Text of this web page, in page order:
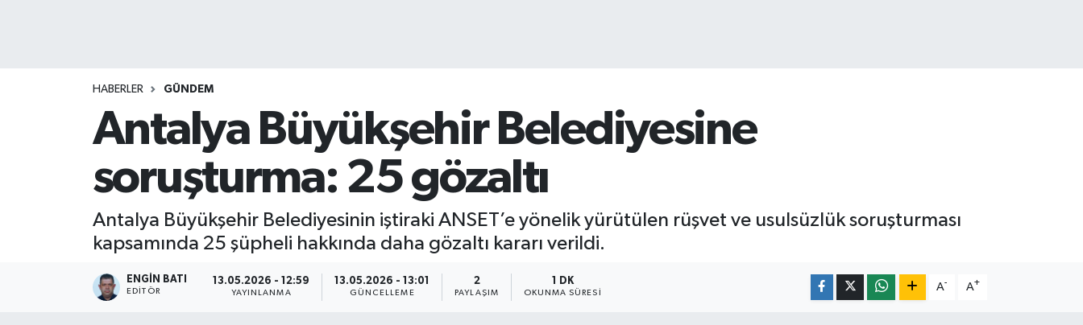
HABERLER GÜNDEM
Antalya Büyükşehir Belediyesine
soruşturma: 25 gözaltı
Antalya Büyükşehir Belediyesinin iştiraki ANSET’e yönelik yürütülen rüşvet ve usulsüzlük soruşturması
kapsamında 25 şüpheli hakkında daha gözaltı kararı verildi.
ENGIN BATI
EDITÖR
13.05.2026 - 12:59
YAYINLANMA
13.05.2026 - 13:01
GÜNCELLEME
2
PAYLAŞIM
1 DK
OKUNMA SÜRESI
A- A+